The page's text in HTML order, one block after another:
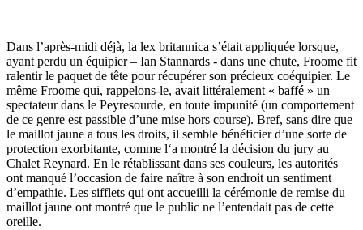
Dans l’après-midi déjà, la lex britannica s’était appliquée lorsque,
ayant perdu un équipier – Ian Stannards - dans une chute, Froome fit
ralentir le paquet de tête pour récupérer son précieux coéquipier. Le
même Froome qui, rappelons-le, avait littéralement « baffé » un
spectateur dans le Peyresourde, en toute impunité (un comportement
de ce genre est passible d’une mise hors course). Bref, sans dire que
le maillot jaune a tous les droits, il semble bénéficier d’une sorte de
protection exorbitante, comme l‘a montré la décision du jury au
Chalet Reynard. En le rétablissant dans ses couleurs, les autorités
ont manqué l’occasion de faire naître à son endroit un sentiment
d’empathie. Les sifflets qui ont accueilli la cérémonie de remise du
maillot jaune ont montré que le public ne l’entendait pas de cette
oreille.